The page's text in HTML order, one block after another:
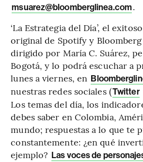
msuarez@bloomberglinea.com.
‘La Estrategia del Día’, el
original de Spotify y Bloomberg
dirigido por María C. Suárez,
Bogotá, y lo podrá escuchar a
lunes a viernes, en
nuestras redes sociales (Twitter
Los temas del día, los
debes saber en Colombia,
mundo; respuestas a lo que te
constantemente: ¿en qué
ejemplo? Las voces de